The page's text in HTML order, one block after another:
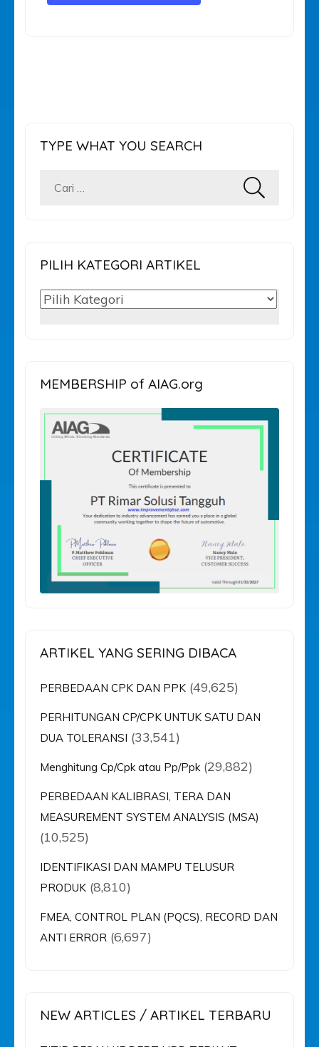
TYPE WHAT YOU SEARCH
Cari
PILIH KATEGORI ARTIKEL
PILIH
MEMBERSHIP of AIAG.org
ARTIKEL YANG SERING DIBACA
PERBEDAAN CPK DAN PPK (49,625)
PERHITUNGAN CP/CPK UNTUK SATU DAN
DUA TOLERANSI (33,541)
Menghitung Cp/Cpk atau Pp/Ppk (29,882)
PERBEDAAN KALIBRASI, TERA DAN
MEASUREMENT SYSTEM ANALYSIS (MSA)
(10,525)
IDENTIFIKASI DAN MAMPU TELUSUR
PRODUK (8,810)
FMEA, CONTROL PLAN (PQCS), RECORD DAN
ANTI ERROR (6,697)
NEW ARTICLES / ARTIKEL TERBARU